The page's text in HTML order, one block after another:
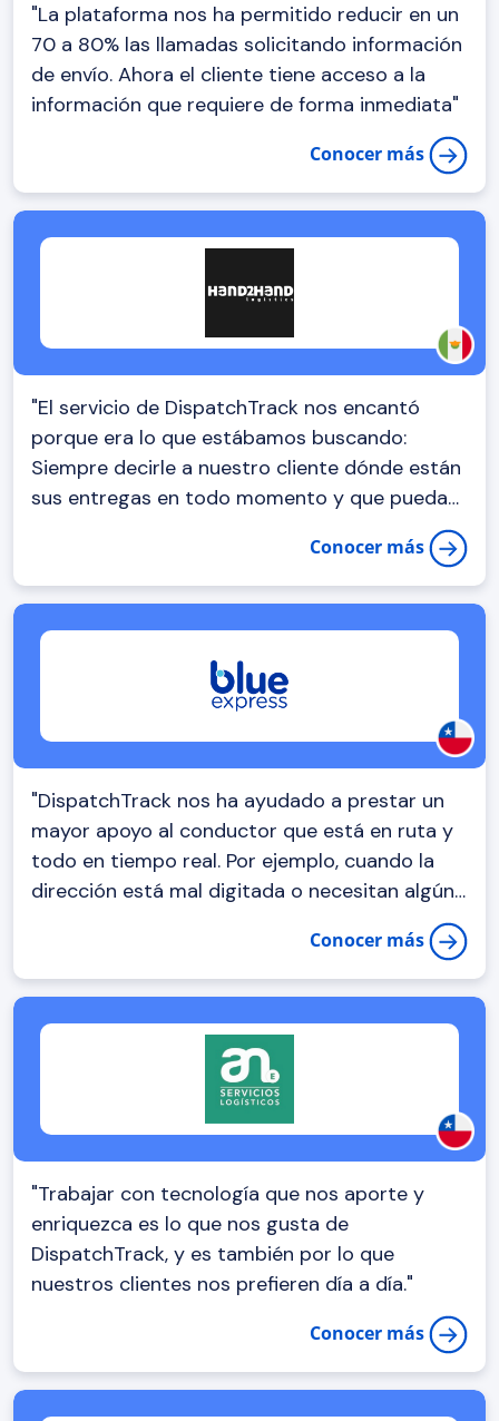
"La plataforma nos ha permitido reducir en un
70 a 80% las llamadas solicitando información
de envío. Ahora el cliente tiene acceso a la
información que requiere de forma inmediata"
Conocer más
"El servicio de DispatchTrack nos encantó
porque era lo que estábamos buscando:
Siempre decirle a nuestro cliente dónde están
sus entregas en todo momento y que puedan
Conocer más
"DispatchTrack nos ha ayudado a prestar un
mayor apoyo al conductor que está en ruta y
todo en tiempo real. Por ejemplo, cuando la
dirección está mal digitada o necesitan algún
departamento, la Torre de Control puede
ayudarlos a hacer una gestión oportuna y
Conocer más
"Trabajar con tecnología que nos aporte y
enriquezca es lo que nos gusta de
DispatchTrack, y es también por lo que
nuestros clientes nos prefieren día a día."
Conocer más